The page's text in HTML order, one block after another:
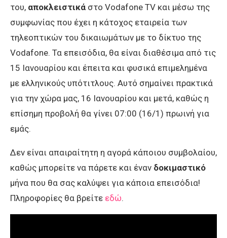
του, αποκλειστικά στο Vodafone TV και μέσω της
συμφωνίας που έχει η κάτοχος εταιρεία των
τηλεοπτικών του δικαιωμάτων με το δίκτυο της
Vodafone. Τα επεισόδια, θα είναι διαθέσιμα από τις
15 Ιανουαρίου και έπειτα και φυσικά επιμελημένα
με ελληνικούς υπότιτλους. Αυτό σημαίνει πρακτικά
για την χώρα μας, 16 Ιανουαρίου και μετά, καθώς η
επίσημη προβολή θα γίνει 07:00 (16/1) πρωινή για
εμάς.
Δεν είναι απαιραίτητη η αγορά κάποιου συμβολαίου,
καθώς μπορείτε να πάρετε και έναν δοκιμαστικό
μήνα που θα σας καλύψει για κάποια επεισόδια!
Πληροφορίες θα βρείτε εδώ.